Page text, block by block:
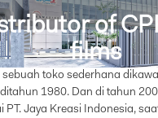
of
films
to protect and
business and
sebuah toko sederhana
1980. Dan di tahun
PT. Jaya Kreasi Indonesia,